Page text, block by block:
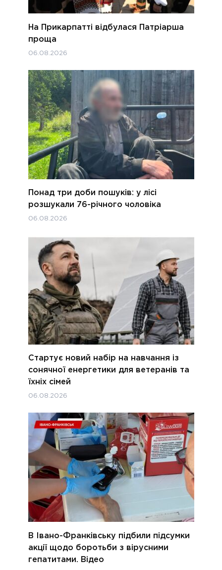
На Прикарпатті відбулася Патріарша
проща
06.08.2026
Понад три доби пошуків: у лісі
розшукали 76-річного чоловіка
06.08.2026
Стартує новий набір на навчання із
сонячної енергетики для ветеранів та
їхніх сімей
06.08.2026
В Івано-Франківську підбили підсумки
акції щодо боротьби з вірусними
гепатитами. Відео